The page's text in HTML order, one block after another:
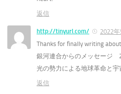
返信
http://tinyurl.com/
2022
Thanks for finally writing
銀河連合からのメッセージ
光の勢力による地球革命と宇
返信